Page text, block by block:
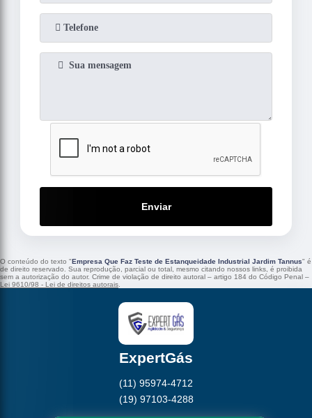
Enviar
O conteúdo do texto "Empresa Que Faz Teste de Estanqueidade Industrial Jardim Tannus" é
de direito reservado. Sua reprodução, parcial ou total, mesmo citando nossos links, é proibida
sem a autorização do autor. Crime de violação de direito autoral – artigo 184 do Código Penal –
Lei 9610/98 - Lei de direitos autorais
ExpertGás
(11) 95974-4712
(19) 97103-4288